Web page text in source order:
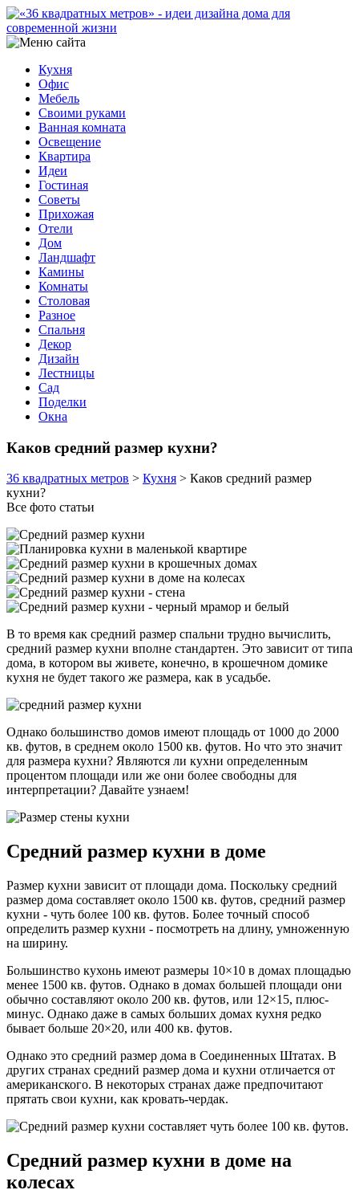
Кухня
Офис
Мебель
Своими руками
Ванная комната
Освещение
Квартира
Идеи
Гостиная
Советы
Прихожая
Отели
Дом
Ландшафт
Камины
Комнаты
Столовая
Разное
Спальня
Декор
Дизайн
Лестницы
Сад
Поделки
Окна
Каков средний размер кухни?
36 квадратных метров > Кухня > Каков средний размер
кухни?
Все фото статьи
В то время как средний размер спальни трудно вычислить,
средний размер кухни вполне стандартен. Это зависит от типа
дома, в котором вы живете, конечно, в крошечном домике
кухня не будет такого же размера, как в усадьбе.
Однако большинство домов имеют площадь от 1000 до 2000
кв. футов, в среднем около 1500 кв. футов. Но что это значит
для размера кухни? Являются ли кухни определенным
процентом площади или же они более свободны для
интерпретации? Давайте узнаем!
Средний размер кухни в доме
Размер кухни зависит от площади дома. Поскольку средний
размер дома составляет около 1500 кв. футов, средний размер
кухни - чуть более 100 кв. футов. Более точный способ
определить размер кухни - посмотреть на длину, умноженную
на ширину.
Большинство кухонь имеют размеры 10×10 в домах площадью
менее 1500 кв. футов. Однако в домах большей площади они
обычно составляют около 200 кв. футов, или 12×15, плюс-
минус. Однако даже в самых больших домах кухня редко
бывает больше 20×20, или 400 кв. футов.
Однако это средний размер дома в Соединенных Штатах. В
других странах средний размер дома и кухни отличается от
американского. В некоторых странах даже предпочитают
прятать свои кухни, как кровать-чердак.
Средний размер кухни в доме на
колесах